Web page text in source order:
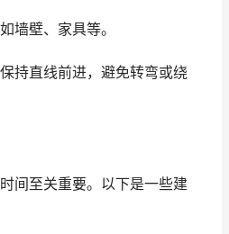
墙壁、家具等。
持直线前进，避免转弯或绕
间至关重要。以下是一些建